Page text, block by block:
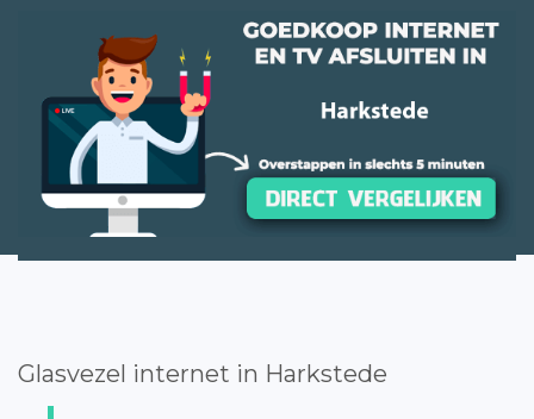
Glasvezel internet in Harkstede